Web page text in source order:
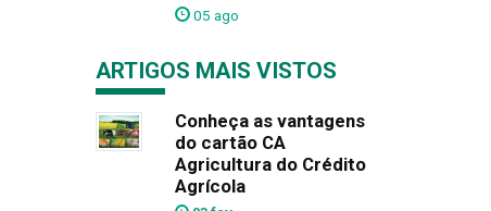
05 ago
ARTIGOS MAIS VISTOS
Conheça as vantagens
do cartão CA
Agricultura do Crédito
Agrícola